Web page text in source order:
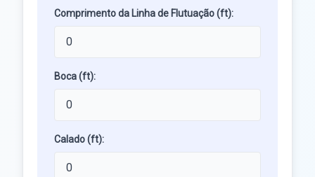
Comprimento da Linha de Flutuação (ft):
Boca (ft):
Calado (ft):